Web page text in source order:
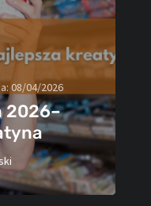
08/04/2026
2026–